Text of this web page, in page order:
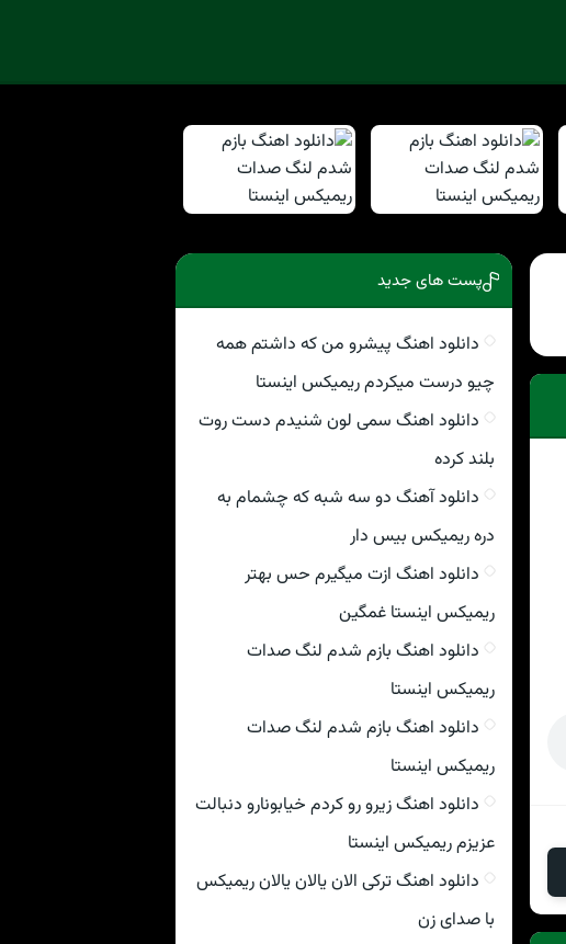
پست های جدید
دانلود اهنگ پیشرو من که داشتم همه
چیو درست میکردم ریمیکس اینستا
دانلود اهنگ سمی لون شنیدم دست روت
بلند کرده
دانلود آهنگ دو سه شبه که چشمام به
دره ریمیکس بیس دار
دانلود اهنگ ازت میگیرم حس بهتر
ریمیکس اینستا غمگین
دانلود اهنگ بازم شدم لنگ صدات
ریمیکس اینستا
دانلود اهنگ بازم شدم لنگ صدات
ریمیکس اینستا
دانلود اهنگ زیرو رو کردم خیابونارو دنبالت
عزیزم ریمیکس اینستا
دانلود اهنگ ترکی الان یالان یالان ریمیکس
با صدای زن